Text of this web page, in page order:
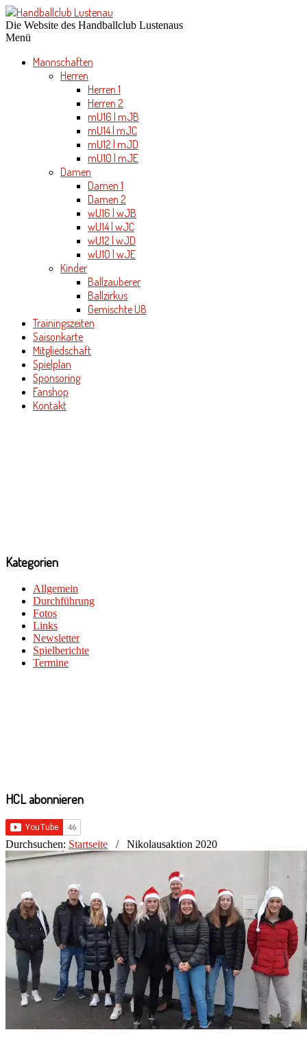
Die Website des Handballclub Lustenaus
Menü
Mannschaften
Herren
Herren 1
Herren 2
mU16 | mJB
mU14 | mJC
mU12 | mJD
mU10 | mJE
Damen
Damen 1
Damen 2
wU16 | wJB
wU14 | wJC
wU12 | wJD
wU10 | wJE
Kinder
Ballzauberer
Ballzirkus
Gemischte U8
Trainingszeiten
Saisonkarte
Mitgliedschaft
Spielplan
Sponsoring
Fanshop
Kontakt
Kategorien
Allgemein
Durchführung
Fotos
Links
Newsletter
Spielberichte
Termine
HCL abonnieren
Durchsuchen: Startseite / Nikolausaktion 2020